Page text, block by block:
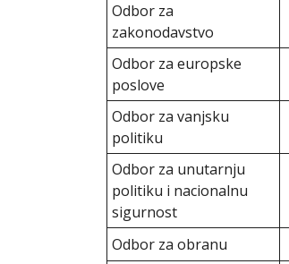
Odbor za
zakonodavstvo
Odbor za europske
poslove
Odbor za vanjsku
politiku
Odbor za unutarnju
politiku i nacionalnu
sigurnost
Odbor za obranu